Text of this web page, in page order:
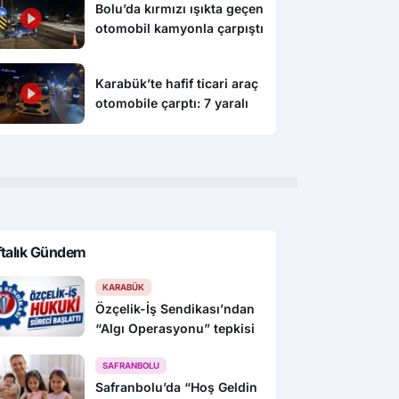
Bolu’da kırmızı ışıkta geçen
otomobil kamyonla çarpıştı
Karabük’te hafif ticari araç
otomobile çarptı: 7 yaralı
Gündem
KARABÜK
Özçelik-İş Sendikası’ndan
“Algı Operasyonu” tepkisi
SAFRANBOLU
Safranbolu’da “Hoş Geldin